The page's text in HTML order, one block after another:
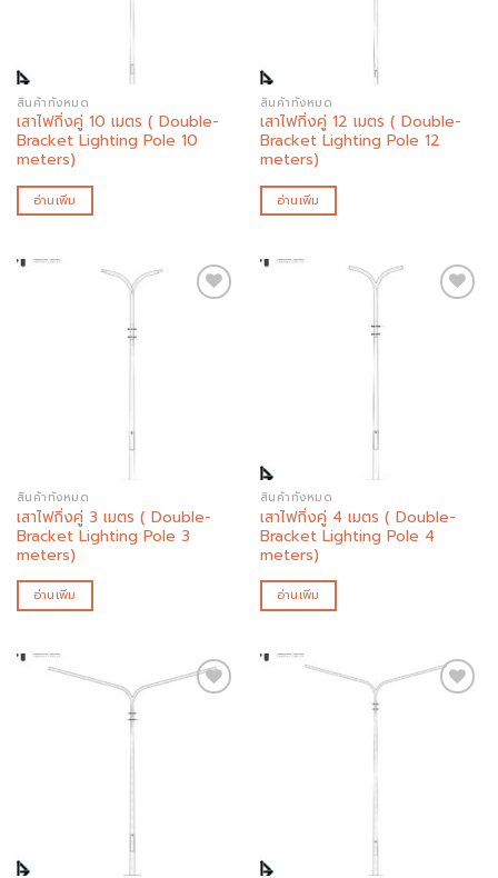
สินค้าทั้งหมด
เสาไฟกิ่งคู่ 10 เมตร ( Double-
Bracket Lighting Pole 10
meters)
อ่านเพิ่ม
สินค้าทั้งหมด
เสาไฟกิ่งคู่ 12 เมตร ( Double-
Bracket Lighting Pole 12
meters)
อ่านเพิ่ม
สินค้าทั้งหมด
เสาไฟกิ่งคู่ 3 เมตร ( Double-
Bracket Lighting Pole 3
meters)
อ่านเพิ่ม
สินค้าทั้งหมด
เสาไฟกิ่งคู่ 4 เมตร ( Double-
Bracket Lighting Pole 4
meters)
อ่านเพิ่ม